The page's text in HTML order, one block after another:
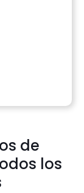
de
los